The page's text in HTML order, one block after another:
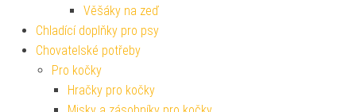
Věšáky na zeď
Chladící doplňky pro psy
Chovatelské potřeby
Pro kočky
Hračky pro kočky